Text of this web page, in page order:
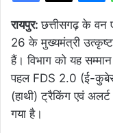
रायपुर:छत्तीसगढ़ के वन
26 के मुख्यमंत्री
हैं। विभाग को यह
पहल FDS 2.0 (ई-कुबेर
(हाथी) ट्रैकिंग एवं
गया है।